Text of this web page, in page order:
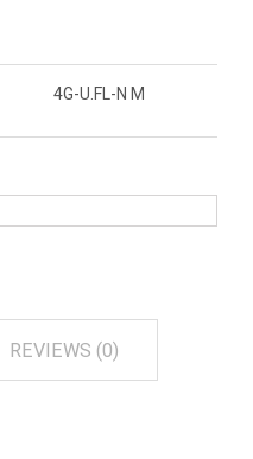
4G-U.FL-N M
REVIEWS (0)